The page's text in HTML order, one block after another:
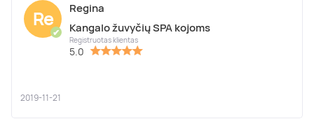
Re
✔
Regina
Kangalo žuvyčių SPA kojoms
Registruotas klientas
5.0
2019-11-21